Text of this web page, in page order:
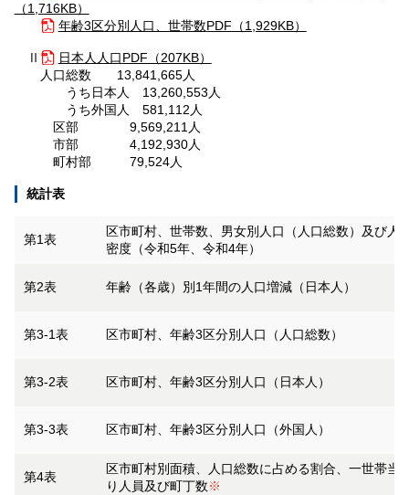
（1,716KB）
年齢3区分別人口、世帯数PDF（1,929KB）
Ⅱ 日本人人口PDF（207KB）
人口総数 13,841,665人
うち日本人 13,260,553人
うち外国人 581,112人
区部 9,569,211人
市部 4,192,930人
町村部 79,524人
統計表
第1表
区市町村、世帯数、男女別人口（人口総数）及び人
密度（令和5年、令和4年）
第2表 年齢（各歳）別1年間の人口増減（日本人）
第3-1表 区市町村、年齢3区分別人口（人口総数）
第3-2表 区市町村、年齢3区分別人口（日本人）
第3-3表 区市町村、年齢3区分別人口（外国人）
第4表
区市町村別面積、人口総数に占める割合、一世帯当
り人員及び町丁数※